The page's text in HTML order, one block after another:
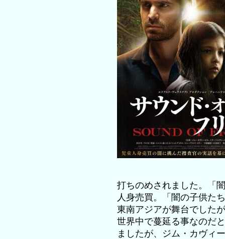
打ちのめされました。「
人身売買。「闇の子供た
東南アジアが舞台でした
世界中で蔓延る事なのだ
ましたが、ジム・カヴィ